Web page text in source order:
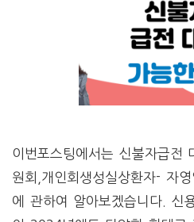
이번포스팅에서는 신불자급전
원회,개인회생성실상환자- 자
에 관하여 알아보겠습니다. 신